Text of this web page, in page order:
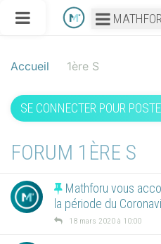
Accueil 1ère S
SE CONNECTER POUR
FORUM 1ÈRE S
Mathforu vous
la période du
18 mars 2020 à 10:00